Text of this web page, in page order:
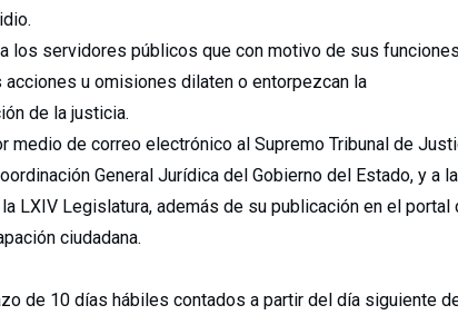
los servidores públicos que con motivo de sus
u omisiones dilaten o entorpezcan la
de la justicia.
medio de correo electrónico al Supremo Tribunal de
General Jurídica del Gobierno del Estado, y a
LXIV Legislatura, además de su publicación en el portal
ciudadana.
de 10 días hábiles contados a partir del día siguiente